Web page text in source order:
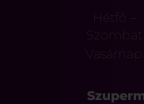
Hétfő –
Szombat
Vasárnap